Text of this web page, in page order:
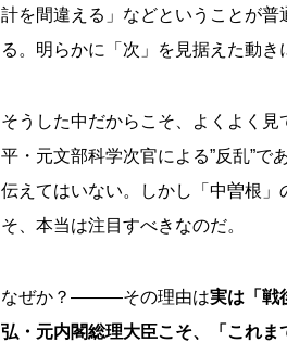
計を間違える」などということが
る。明らかに「次」を見据えた動き
そうした中だからこそ、よくよく
平・元文部科学次官による”反乱”
伝えてはいない。しかし「中曽根
そ、本当は注目すべきなのだ。
なぜか？―――その理由は実は「戦
弘・元内閣総理大臣こそ、「これ